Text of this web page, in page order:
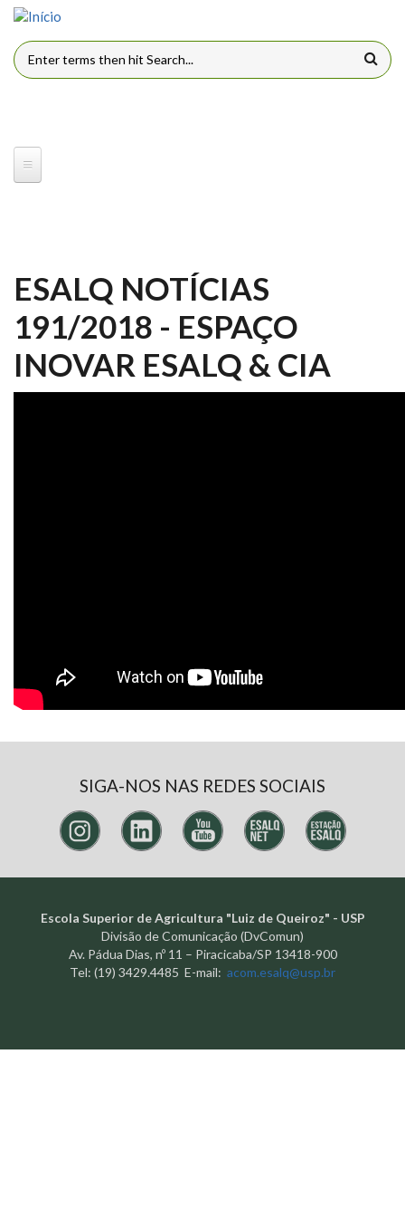
Pular para o conteúdo principal
FORMULÁRIO DE BUSCA
ESALQ NOTÍCIAS
191/2018 - ESPAÇO
INOVAR ESALQ & CIA
SIGA-NOS NAS REDES SOCIAIS
Escola Superior de Agricultura "Luiz de Queiroz" - USP
Divisão de Comunicação (DvComun)
Av. Pádua Dias, nº 11 – Piracicaba/SP 13418-900
Tel: (19) 3429.4485 E-mail: acom.esalq@usp.br